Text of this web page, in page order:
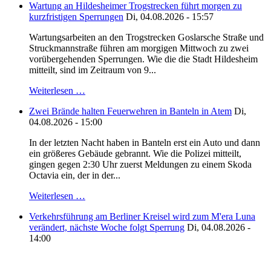
Wartung an Hildesheimer Trogstrecken führt morgen zu
kurzfristigen Sperrungen Di, 04.08.2026 - 15:57
Wartungsarbeiten an den Trogstrecken Goslarsche Straße und
Struckmannstraße führen am morgigen Mittwoch zu zwei
vorübergehenden Sperrungen. Wie die die Stadt Hildesheim
mitteilt, sind im Zeitraum von 9...
Weiterlesen …
Zwei Brände halten Feuerwehren in Banteln in Atem Di,
04.08.2026 - 15:00
In der letzten Nacht haben in Banteln erst ein Auto und dann
ein größeres Gebäude gebrannt. Wie die Polizei mitteilt,
gingen gegen 2:30 Uhr zuerst Meldungen zu einem Skoda
Octavia ein, der in der...
Weiterlesen …
Verkehrsführung am Berliner Kreisel wird zum M'era Luna
verändert, nächste Woche folgt Sperrung Di, 04.08.2026 -
14:00